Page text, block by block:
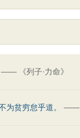
—— 《列子·力命》
为贫穷怠乎道。 ——